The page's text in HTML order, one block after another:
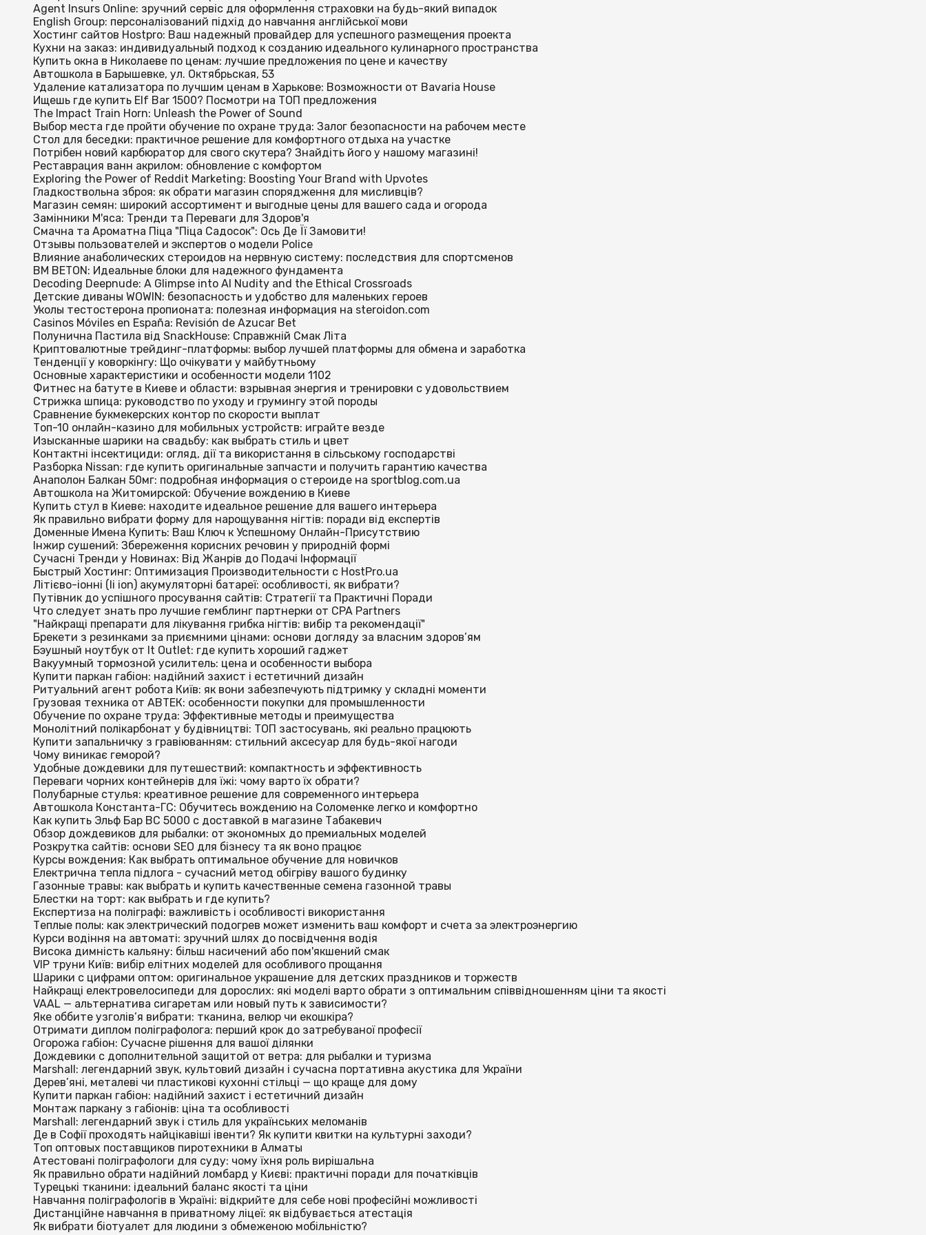
Agent Insurs Online: зручний сервіс для оформлення страховки на будь-який випадок
English Group: персоналізований підхід до навчання англійської мови
Хостинг сайтов Hostpro: Ваш надежный провайдер для успешного размещения проекта
Кухни на заказ: индивидуальный подход к созданию идеального кулинарного пространства
Купить окна в Николаеве по ценам: лучшие предложения по цене и качеству
Автошкола в Барышевке, ул. Октябрьская, 53
Удаление катализатора по лучшим ценам в Харькове: Возможности от Bavaria House
Ищешь где купить Elf Bar 1500? Посмотри на ТОП предложения
The Impact Train Horn: Unleash the Power of Sound
Выбор места где пройти обучение по охране труда: Залог безопасности на рабочем месте
Стол для беседки: практичное решение для комфортного отдыха на участке
Потрібен новий карбюратор для свого скутера? Знайдіть його у нашому магазині!
Реставрация ванн акрилом: обновление с комфортом
Exploring the Power of Reddit Marketing: Boosting Your Brand with Upvotes
Гладкоствольна зброя: як обрати магазин спорядження для мисливців?
Магазин семян: широкий ассортимент и выгодные цены для вашего сада и огорода
Замінники М'яса: Тренди та Переваги для Здоров'я
Смачна та Ароматна Піца "Піца Садосок": Ось Де Її Замовити!
Отзывы пользователей и экспертов о модели Police
Влияние анаболических стероидов на нервную систему: последствия для спортсменов
BM BETON: Идеальные блоки для надежного фундамента
Decoding Deepnude: A Glimpse into AI Nudity and the Ethical Crossroads
Детские диваны WOWIN: безопасность и удобство для маленьких героев
Уколы тестостерона пропионата: полезная информация на steroidon.com
Casinos Móviles en España: Revisión de Azucar Bet
Полунична Пастила від SnackHouse: Справжній Смак Літа
Криптовалютные трейдинг-платформы: выбор лучшей платформы для обмена и заработка
Тенденції у коворкінгу: Що очікувати у майбутньому
Основные характеристики и особенности модели 1102
Фитнес на батуте в Киеве и области: взрывная энергия и тренировки с удовольствием
Стрижка шпица: руководство по уходу и грумингу этой породы
Сравнение букмекерских контор по скорости выплат
Топ-10 онлайн-казино для мобильных устройств: играйте везде
Изысканные шарики на свадьбу: как выбрать стиль и цвет
Контактні інсектициди: огляд, дії та використання в сільському господарстві
Разборка Nissan: где купить оригинальные запчасти и получить гарантию качества
Анаполон Балкан 50мг: подробная информация о стероиде на sportblog.com.ua
Автошкола на Житомирской: Обучение вождению в Киеве
Купить стул в Киеве: находите идеальное решение для вашего интерьера
Як правильно вибрати форму для нарощування нігтів: поради від експертів
Доменные Имена Купить: Ваш Ключ к Успешному Онлайн-Присутствию
Інжир сушений: Збереження корисних речовин у природній формі
Сучасні Тренди у Новинах: Від Жанрів до Подачі Інформації
Быстрый Хостинг: Оптимизация Производительности с HostPro.ua
Літієво-іонні (li ion) акумуляторні батареї: особливості, як вибрати?
Путівник до успішного просування сайтів: Стратегії та Практичні Поради
Что следует знать про лучшие гемблинг партнерки от CPA Partners
"Найкращі препарати для лікування грибка нігтів: вибір та рекомендації"
Брекети з резинками за приємними цінами: основи догляду за власним здоров’ям
Бэушный ноутбук от It Outlet: где купить хороший гаджет
Вакуумный тормозной усилитель: цена и особенности выбора
Купити паркан габіон: надійний захист і естетичний дизайн
Ритуальний агент робота Київ: як вони забезпечують підтримку у складні моменти
Грузовая техника от АВТЕК: особенности покупки для промышленности
Обучение по охране труда: Эффективные методы и преимущества
Монолітний полікарбонат у будівництві: ТОП застосувань, які реально працюють
Купити запальничку з гравіюванням: стильний аксесуар для будь-якої нагоди
Чому виникає геморой?
Удобные дождевики для путешествий: компактность и эффективность
Переваги чорних контейнерів для їжі: чому варто їх обрати?
Полубарные стулья: креативное решение для современного интерьера
Автошкола Константа-ГС: Обучитесь вождению на Соломенке легко и комфортно
Как купить Эльф Бар BC 5000 с доставкой в магазине Табакевич
Обзор дождевиков для рыбалки: от экономных до премиальных моделей
Розкрутка сайтів: основи SEO для бізнесу та як воно працює
Курсы вождения: Как выбрать оптимальное обучение для новичков
Електрична тепла підлога - сучасний метод обігріву вашого будинку
Газонные травы: как выбрать и купить качественные семена газонной травы
Блестки на торт: как выбрать и где купить?
Експертиза на поліграфі: важливість і особливості використання
Теплые полы: как электрический подогрев может изменить ваш комфорт и счета за электроэнергию
Курси водіння на автоматі: зручний шлях до посвідчення водія
Висока димність кальяну: більш насичений або пом'якшений смак
VIP труни Київ: вибір елітних моделей для особливого прощання
Шарики с цифрами оптом: оригинальное украшение для детских праздников и торжеств
Найкращі електровелосипеди для дорослих: які моделі варто обрати з оптимальним співвідношенням ціни та якості
VAAL — альтернатива сигаретам или новый путь к зависимости?
Яке оббите узголів’я вибрати: тканина, велюр чи екошкіра?
Отримати диплом поліграфолога: перший крок до затребуваної професії
Огорожа габіон: Сучасне рішення для вашої ділянки
Дождевики с дополнительной защитой от ветра: для рыбалки и туризма
Marshall: легендарний звук, культовий дизайн і сучасна портативна акустика для України
Дерев’яні, металеві чи пластикові кухонні стільці — що краще для дому
Купити паркан габіон: надійний захист і естетичний дизайн
Монтаж паркану з габіонів: ціна та особливості
Marshall: легендарний звук і стиль для українських меломанів
Де в Софії проходять найцікавіші івенти? Як купити квитки на культурні заходи?
Топ оптовых поставщиков пиротехники в Алматы
Атестовані поліграфологи для суду: чому їхня роль вирішальна
Як правильно обрати надійний ломбард у Києві: практичні поради для початківців
Турецькі тканини: ідеальний баланс якості та ціни
Навчання поліграфологів в Україні: відкрийте для себе нові професійні можливості
Дистанційне навчання в приватному ліцеї: як відбувається атестація
Як вибрати біотуалет для людини з обмеженою мобільністю?